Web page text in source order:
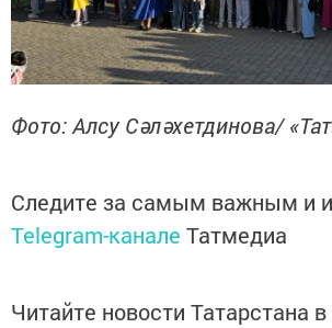
Фото: Алсу Сәләхетдинова/
Следите за самым важным и
Telegram-канале Татмедиа
Читайте новости Татарстана в